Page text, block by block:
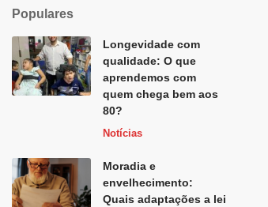
Populares
Longevidade com
qualidade: O que
aprendemos com
quem chega bem aos
80?
Notícias
Moradia e
envelhecimento:
Quais adaptações a lei